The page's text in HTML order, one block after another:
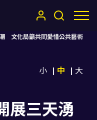
文化局籲共同愛惜公共藝術
小 中 大
展三天湧